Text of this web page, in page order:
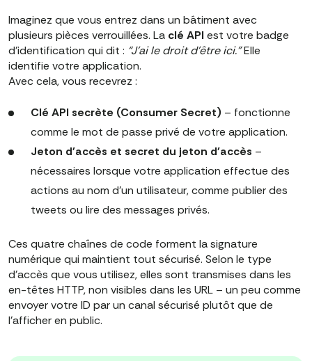
Imaginez que vous entrez dans un bâtiment avec
plusieurs pièces verrouillées. La clé API est votre badge
d'identification qui dit : “J'ai le droit d'être ici.”Elle
identifie votre application.
Avec cela, vous recevrez :
Clé API secrète (Consumer Secret) – fonctionne
comme le mot de passe privé de votre application.
Jeton d'accès et secret du jeton d'accès –
nécessaires lorsque votre application effectue des
actions au nom d'un utilisateur, comme publier des
tweets ou lire des messages privés.
Ces quatre chaînes de code forment la signature
numérique qui maintient tout sécurisé. Selon le type
d'accès que vous utilisez, elles sont transmises dans les
en-têtes HTTP, non visibles dans les URL – un peu comme
envoyer votre ID par un canal sécurisé plutôt que de
l'afficher en public.